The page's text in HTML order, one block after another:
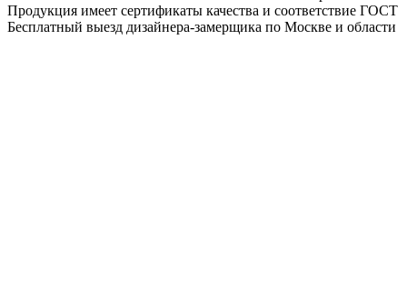
Продукция имеет сертификаты качества и соответствие ГОСТ
Бесплатный выезд дизайнера-замерщика по Москве и области